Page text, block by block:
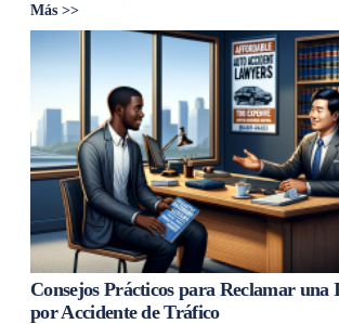
Más >>
Consejos Prácticos para Reclamar una
por Accidente de Tráfico